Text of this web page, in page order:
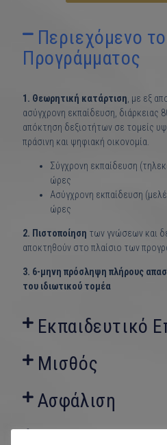
Περιεχόμενο
Προγράμματος
1. Θεωρητική κατάρτιση , με εξ
ασύγχρονη εκπαίδευση,
απόκτηση δεξιοτήτων σε τομείς
πράσινη και ψηφιακή οικονομία.
Σύγχρονη εκπαίδευση
ώρες
Ασύγχρονη εκπαίδευση
ώρες
2. Πιστοποίηση των γνώσεων και
αποκτηθούν στο πλαίσιο των
3. 6-μηνη πρόσληψη πλήρους
του ιδιωτικού τομέα
Εκπαιδευτικό
Μισθός
Ασφάλιση